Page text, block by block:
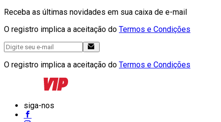
Receba as últimas novidades em sua caixa de e-mail
O registro implica a aceitação do Termos e Condições
O registro implica a aceitação do Termos e Condições
siga-nos